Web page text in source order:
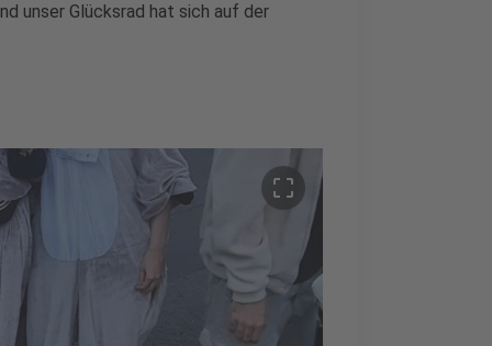
unser Glücksrad hat sich auf der
crop_free